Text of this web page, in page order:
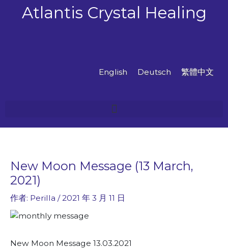
Atlantis Crystal Healing
English Deutsch 繁體中文
New Moon Message (13 March,
2021)
作者: Perilla /2021 年 3 月 11 日
New Moon Message 13.03.2021